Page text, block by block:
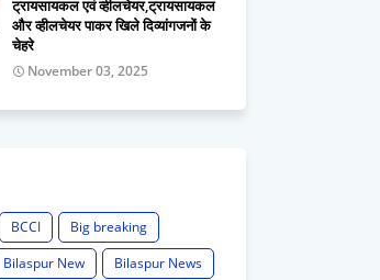
ट्रायसायकल एवं व्हीलचेयर,ट्रायसायकल
और व्हीलचेयर पाकर खिले दिव्यांगजनों के
चेहरे
November 03, 2025
BCCI
Big breaking
Bilaspur New
Bilaspur News